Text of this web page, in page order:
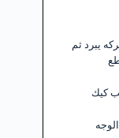
يبرد ثم
كيك